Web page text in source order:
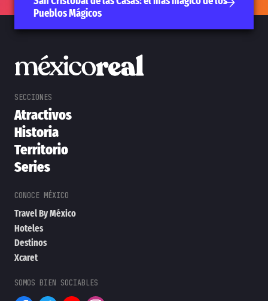
Pueblos Mágicos
Atractivos
Historia
Territorio
Series
Travel By México
Hoteles
Destinos
Xcaret